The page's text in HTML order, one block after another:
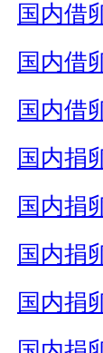
国内借
国内借
国内借
国内捐
国内捐
国内捐
国内捐